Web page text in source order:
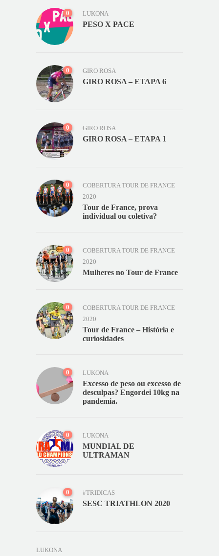
0 LUKONA
PESO X PACE
0 GIRO ROSA
GIRO ROSA – ETAPA 6
0 GIRO ROSA
GIRO ROSA – ETAPA 1
0
COBERTURA TOUR DE FRANCE
2020
Tour de France, prova
individual ou coletiva?
0
COBERTURA TOUR DE FRANCE
2020
Mulheres no Tour de France
0
COBERTURA TOUR DE FRANCE
2020
Tour de France – História e
curiosidades
0 LUKONA
Excesso de peso ou excesso de
desculpas? Engordei 10kg na
pandemia.
0 LUKONA
MUNDIAL DE
ULTRAMAN
0 #TRIDICAS
SESC TRIATHLON 2020
LUKONA